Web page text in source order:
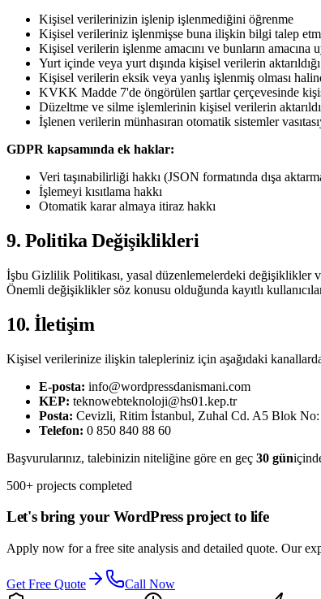
Kişisel verilerinizin işlenip işlenmediğini öğrenme
Kişisel verileriniz işlenmişse buna ilişkin bilgi talep
Kişisel verilerin işlenme amacını ve bunların amacına
Yurt içinde veya yurt dışında kişisel verilerin
Kişisel verilerin eksik veya yanlış işlenmiş olması
KVKK Madde 7'de öngörülen şartlar çerçevesinde
Düzeltme ve silme işlemlerinin kişisel verilerin
İşlenen verilerin münhasıran otomatik sistemler
GDPR kapsamında ek haklar:
Veri taşınabilirliği hakkı (JSON formatında dışa
İşlemeyi kısıtlama hakkı
Otomatik karar almaya itiraz hakkı
9. Politika Değişiklikleri
İşbu Gizlilik Politikası, yasal düzenlemelerdeki değişiklikler
Önemli değişiklikler söz konusu olduğunda kayıtlı
10. İletişim
Kişisel verilerinize ilişkin talepleriniz için aşağıdaki
E-posta: info@wordpressdanismani.com
KEP: teknowebteknoloji@hs01.kep.tr
Posta: Cevizli, Ritim İstanbul, Zuhal Cd. A5 Blok
Telefon: 0 850 840 88 60
Başvurularınız, talebinizin niteliğine göre en geç 30 gün
500+ projects completed
Let's bring your WordPress project to life
Apply now for a free site analysis and detailed quote. Our
Get Free Quote
Call Now